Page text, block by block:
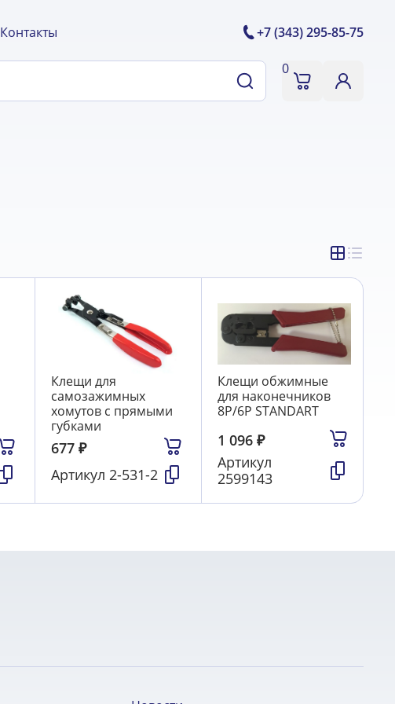
Контакты +7 (343) 295-85-75
0
Клещи для
самозажимных
хомутов с прямыми
губками
677₽
Артикул 2-531-2
Клещи обжимные
для наконечников
8P/6P STANDART
1 096 ₽
Артикул
2599143